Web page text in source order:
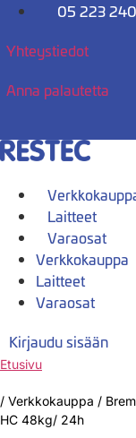
Mene
05 223
Yhteystiedot
Anna palautetta
Laitteet
Varaosat
Verkkokauppa
Laitteet
Varaosat
Kirjaudu sisään
Etusivu
/ Verkkokauppa /
HC 48kg/ 24h